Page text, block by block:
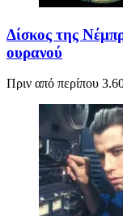
Δίσκος της
ουρανού
Πριν από περίπου